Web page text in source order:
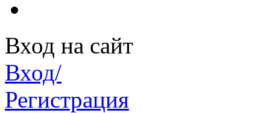
Вход на сайт
Вход/
Регистрация